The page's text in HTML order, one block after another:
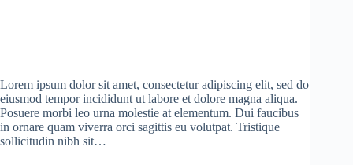
Lorem ipsum dolor sit amet, consectetur adipiscing elit, sed do
eiusmod tempor incididunt ut labore et dolore magna aliqua.
Posuere morbi leo urna molestie at elementum. Dui faucibus
in ornare quam viverra orci sagittis eu volutpat. Tristique
sollicitudin nibh sit…